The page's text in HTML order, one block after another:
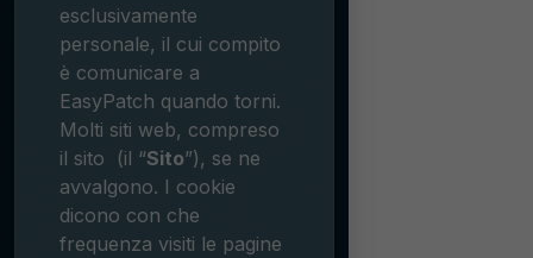
esclusivamente
personale, il cui compito
è comunicare a
EasyPatch quando torni.
Molti siti web, compreso
il sito
(il “Sito”), se ne
avvalgono. I cookie
dicono con che
frequenza visiti le pagine